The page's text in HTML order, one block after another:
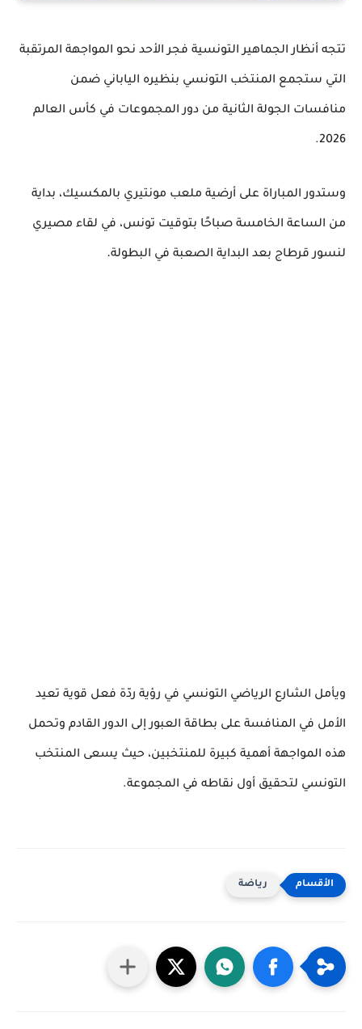
تتجه أنظار الجماهير التونسية فجر الأحد نحو المواجهة المرتقبة
التي ستجمع المنتخب التونسي بنظيره الياباني ضمن
منافسات الجولة الثانية من دور المجموعات في كأس العالم
2026.
وستدور المباراة على أرضية ملعب مونتيري بالمكسيك، بداية
من الساعة الخامسة صباحًا بتوقيت تونس، في لقاء مصيري
لنسور قرطاج بعد البداية الصعبة في البطولة.
ويأمل الشارع الرياضي التونسي في رؤية ردّة فعل قوية تعيد
الأمل في المنافسة على بطاقة العبور إلى الدور القادم وتحمل
هذه المواجهة أهمية كبيرة للمنتخبين، حيث يسعى المنتخب
التونسي لتحقيق أول نقاطه في المجموعة.
رياضة